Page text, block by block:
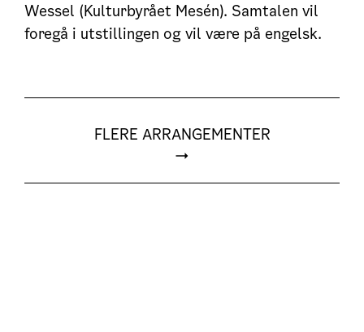
Wessel (Kulturbyrået Mesén). Samtalen vil
foregå i utstillingen og vil være på engelsk.
FLERE ARRANGEMENTER